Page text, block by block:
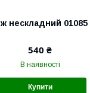
нескладний 01085
540 ₴
В наявності
Купити